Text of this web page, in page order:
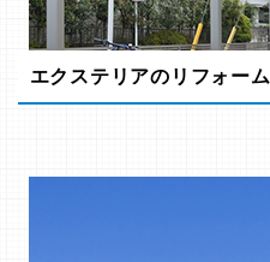
エクステリアのリフォーム